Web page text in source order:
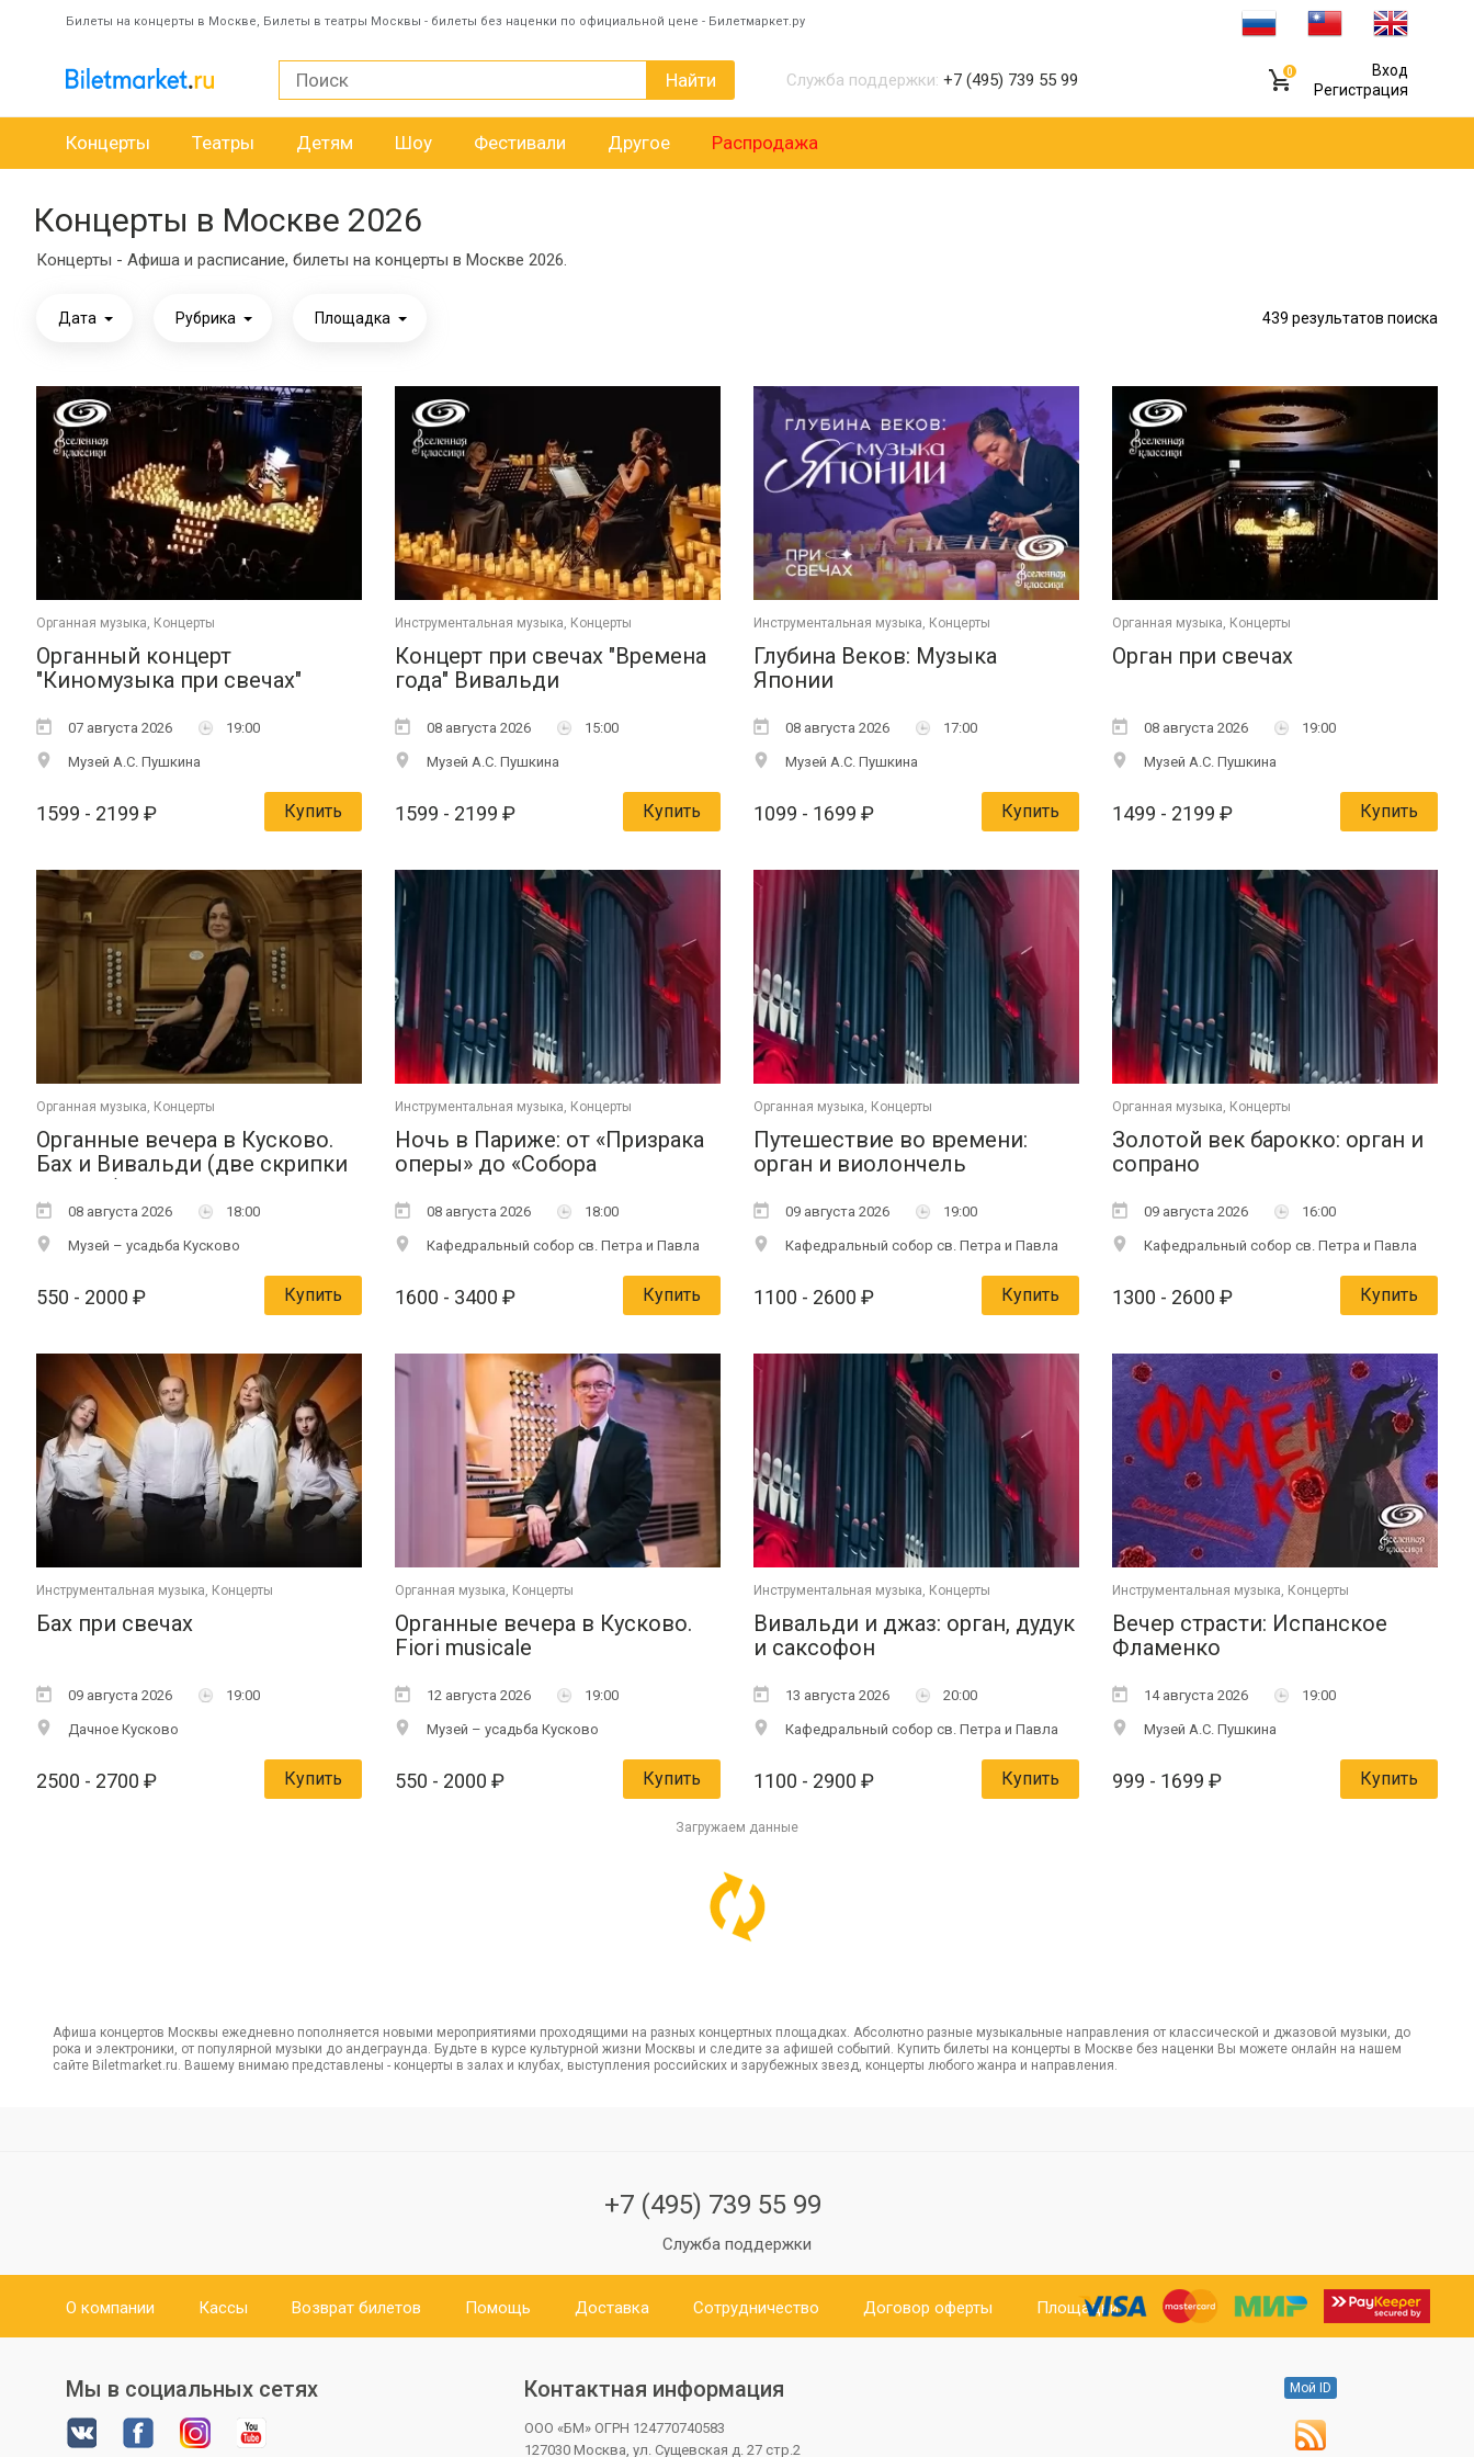
Билеты на концерты в Москве, Билеты в театры Москвы - билеты без наценки по официальной цене - Билетмаркет.ру
Найти Служба поддержки: +7 (495) 739 55 99 0
Вход
Регистрация
Концерты Театры Детям Шоу Фестивали Другое Распродажа
Концерты в Москве 2026
Концерты - Афиша и расписание, билеты на концерты в Москве 2026.
Дата Рубрика Площадка 439 результатов поиска
Органная музыка, Концерты
Органный концерт
"Киномузыка при свечах"
07 августа 2026 19:00
Музей А.С. Пушкина
1599 - 2199 ₽ Купить
Инструментальная музыка, Концерты
Концерт при свечах "Времена
года" Вивальди
08 августа 2026 15:00
Музей А.С. Пушкина
1599 - 2199 ₽ Купить
Инструментальная музыка, Концерты
Глубина Веков: Музыка
Японии
08 августа 2026 17:00
Музей А.С. Пушкина
1099 - 1699 ₽ Купить
Органная музыка, Концерты
Орган при свечах
08 августа 2026 19:00
Музей А.С. Пушкина
1499 - 2199 ₽ Купить
Органная музыка, Концерты
Органные вечера в Кусково.
Бах и Вивальди (две скрипки
и орган)
08 августа 2026 18:00
Музей – усадьба Кусково
550 - 2000 ₽ Купить
Инструментальная музыка, Концерты
Ночь в Париже: от «Призрака
оперы» до «Собора
08 августа 2026 18:00
Кафедральный собор св. Петра и Павла
1600 - 3400 ₽ Купить
Органная музыка, Концерты
Путешествие во времени:
орган и виолончель
09 августа 2026 19:00
Кафедральный собор св. Петра и Павла
1100 - 2600 ₽ Купить
Органная музыка, Концерты
Золотой век барокко: орган и
сопрано
09 августа 2026 16:00
Кафедральный собор св. Петра и Павла
1300 - 2600 ₽ Купить
Инструментальная музыка, Концерты
Бах при свечах
09 августа 2026 19:00
Дачное Кусково
2500 - 2700 ₽ Купить
Органная музыка, Концерты
Органные вечера в Кусково.
Fiori musicale
12 августа 2026 19:00
Музей – усадьба Кусково
550 - 2000 ₽ Купить
Инструментальная музыка, Концерты
Вивальди и джаз: орган, дудук
и саксофон
13 августа 2026 20:00
Кафедральный собор св. Петра и Павла
1100 - 2900 ₽ Купить
Инструментальная музыка, Концерты
Вечер страсти: Испанское
Фламенко
14 августа 2026 19:00
Музей А.С. Пушкина
999 - 1699 ₽ Купить
Загружаем данные
Афиша концертов Москвы ежедневно пополняется новыми мероприятиями проходящими на разных концертных площадках. Абсолютно разные музыкальные направления от классической и джазовой музыки, до
рока и электроники, от популярной музыки до андеграунда. Будьте в курсе культурной жизни Москвы и следите за афишей событий. Купить билеты на концерты в Москве без наценки Вы можете онлайн на нашем
сайте Biletmarket.ru. Вашему внимаю представлены - концерты в залах и клубах, выступления российских и зарубежных звезд, концерты любого жанра и направления.
+7 (495) 739 55 99
Служба поддержки
О компании Кассы Возврат билетов Помощь Доставка Сотрудничество Договор оферты Площадки
Мы в социальных сетях Контактная информация
ООО «БМ» ОГРН 124770740583
127030 Москва, ул. Сущевская д. 27 стр.2
Мой ID